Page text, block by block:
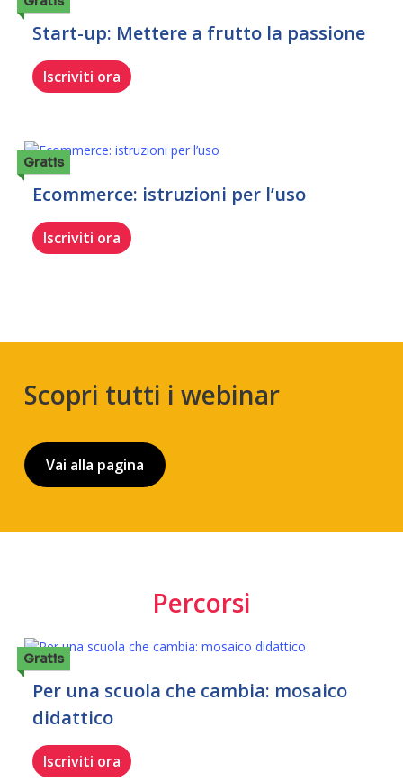
Start-up: Mettere a frutto la passione
Iscriviti ora
Gratis
Ecommerce: istruzioni per l’uso
Iscriviti ora
Scopri tutti i webinar
Vai alla pagina
Percorsi
Gratis
Per una scuola che cambia: mosaico
didattico
Iscriviti ora